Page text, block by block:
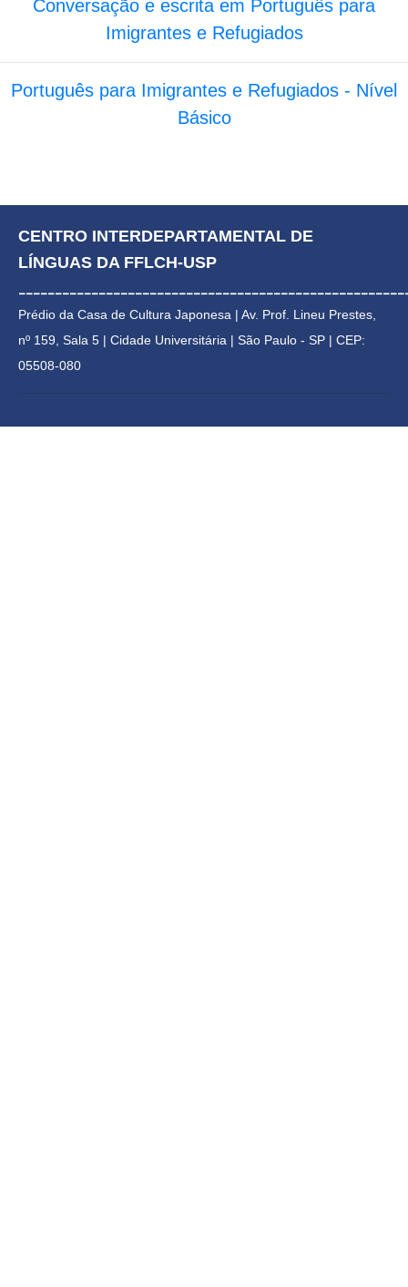
Conversação e escrita em Português para
Imigrantes e Refugiados
Português para Imigrantes e Refugiados - Nível
Básico
CENTRO INTERDEPARTAMENTAL DE
LÍNGUAS DA FFLCH-USP
Prédio da Casa de Cultura Japonesa | Av. Prof. Lineu Prestes,
nº 159, Sala 5 | Cidade Universitária | São Paulo - SP | CEP:
05508-080